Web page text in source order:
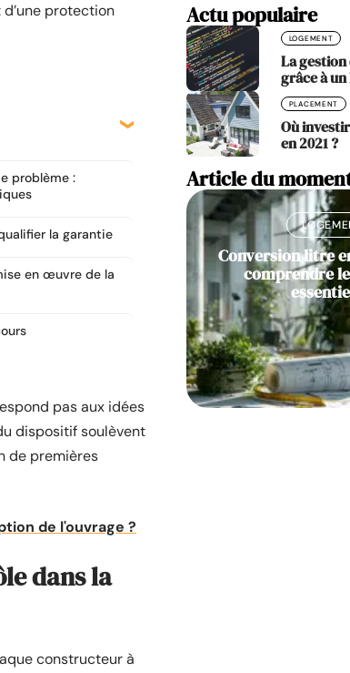
protection
problème :
la garantie
en œuvre de la
pas aux idées
dispositif soulèvent
de premières
de l'ouvrage ?
dans la
constructeur à
Actu populaire
LOGEMENT
La
grâce à
PLACEMENT
Où
en 2021 ?
Article du
Conversion litre
comprendre